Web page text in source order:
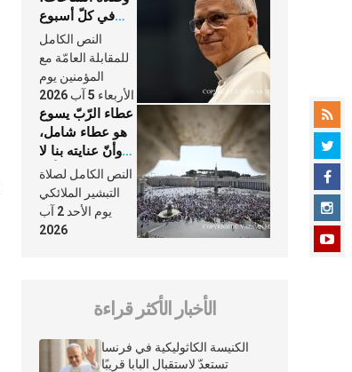
في كلّ أسبوع
وكلّ يوم، هما
النَّفَس في حياة
الكنيسة
النص الكامل
للمقابلة العامّة مع
المؤمنين يوم
الأربعاء 5 آب 2026
عطاء الرّبّ يسوع
هو عطاء شامل،
وأنّ عنايته بنا لا
تغيب عنّا أبدًا
النص الكامل لصلاة
التبشير الملائكي
يوم الأحد 2 آب
2026
الأخبار الأكثر قراءة
الكنيسة الكاثوليكية في فرنسا
تستعدّ لاستقبال البابا قريبًا